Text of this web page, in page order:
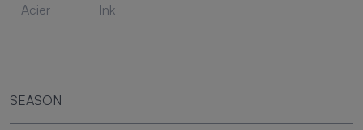
Acier Ink
SEASON